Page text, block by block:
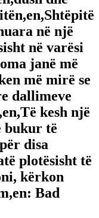
në një
në varësi
janë më
më mirë se
dallimeve
kesh një
bukur të
disa
plotësisht të
kërkon
Bad